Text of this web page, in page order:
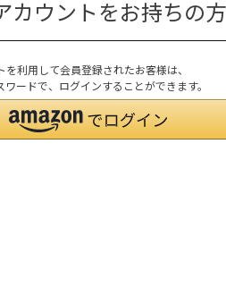
カウントをお持ちの方
利用して会員登録されたお客様は、
ードで、ログインすることができます。